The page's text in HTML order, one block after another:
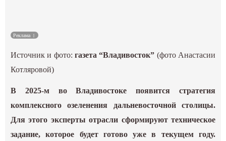
Реклама
Источник и фото: газета “Владивосток” (фото Анастасии
Котляровой)
В 2025-м во Владивостоке появится стратегия
комплексного озеленения дальневосточной столицы.
Для этого эксперты отрасли сформируют техническое
задание, которое будет готово уже в текущем году.